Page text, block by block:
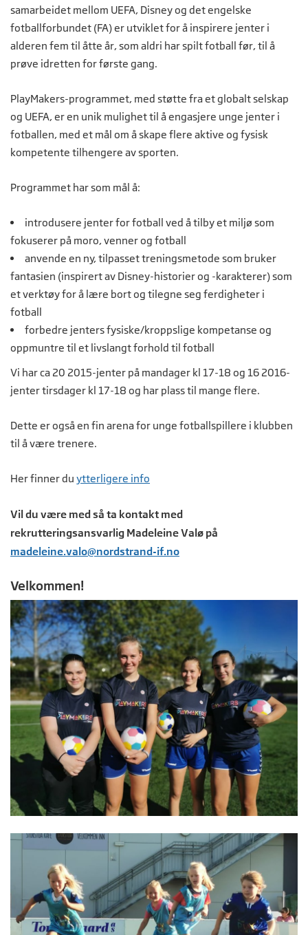
samarbeidet mellom UEFA, Disney og det engelske
fotballforbundet (FA) er utviklet for å inspirere jenter i
alderen fem til åtte år, som aldri har spilt fotball før, til å
prøve idretten for første gang.
PlayMakers-programmet, med støtte fra et globalt selskap
og UEFA, er en unik mulighet til å engasjere unge jenter i
fotballen, med et mål om å skape flere aktive og fysisk
kompetente tilhengere av sporten.
Programmet har som mål å:
introdusere jenter for fotball ved å tilby et miljø som
fokuserer på moro, venner og fotball
anvende en ny, tilpasset treningsmetode som bruker
fantasien (inspirert av Disney-historier og -karakterer) som
et verktøy for å lære bort og tilegne seg ferdigheter i
fotball
forbedre jenters fysiske/kroppslige kompetanse og
oppmuntre til et livslangt forhold til fotball
Vi har ca 20 2015-jenter på mandager kl 17-18 og 16 2016-
jenter tirsdager kl 17-18 og har plass til mange flere.
Dette er også en fin arena for unge fotballspillere i klubben
til å være trenere.
Her finner du ytterligere info
Vil du være med så ta kontakt med
rekrutteringsansvarlig Madeleine Valø på
madeleine.valo@nordstrand-if.no
Velkommen!